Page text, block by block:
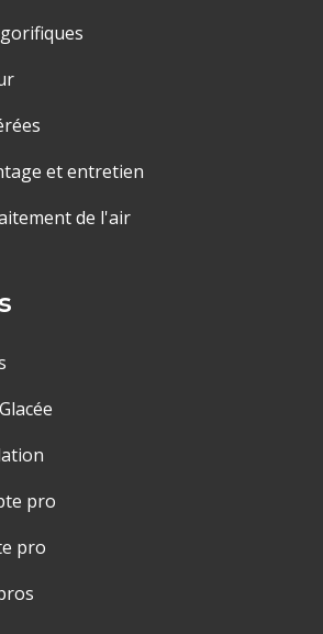
et entretien
de l'air
pro
pro